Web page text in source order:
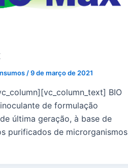
/9 de março de 2021
BIO
de formulação
última geração, à base de
purificados de microrganismos